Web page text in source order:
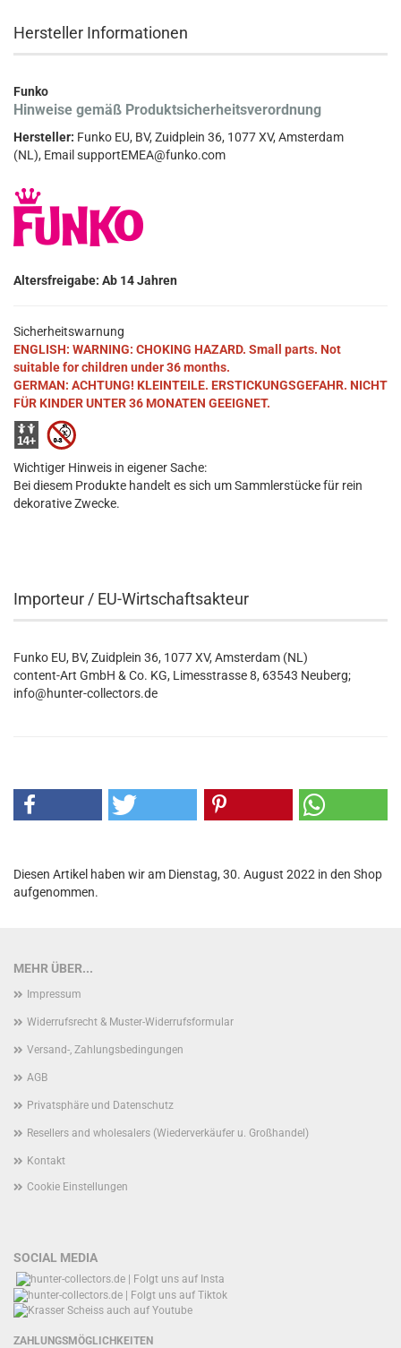
Hersteller Informationen
Funko
Hinweise gemäß Produktsicherheitsverordnung
Hersteller: Funko EU, BV, Zuidplein 36, 1077 XV, Amsterdam
(NL), Email supportEMEA@funko.com
Altersfreigabe: Ab 14 Jahren
Sicherheitswarnung
ENGLISH: WARNING: CHOKING HAZARD. Small parts. Not
suitable for children under 36 months.
GERMAN: ACHTUNG! KLEINTEILE. ERSTICKUNGSGEFAHR. NICHT
FÜR KINDER UNTER 36 MONATEN GEEIGNET.
Wichtiger Hinweis in eigener Sache:
Bei diesem Produkte handelt es sich um Sammlerstücke für rein
dekorative Zwecke.
Importeur / EU-Wirtschaftsakteur
Funko EU, BV, Zuidplein 36, 1077 XV, Amsterdam (NL)
content-Art GmbH & Co. KG, Limesstrasse 8, 63543 Neuberg;
info@hunter-collectors.de
Diesen Artikel haben wir am Dienstag, 30. August 2022 in den Shop
aufgenommen.
MEHR ÜBER...
Impressum
Widerrufsrecht & Muster-Widerrufsformular
Versand-, Zahlungsbedingungen
AGB
Privatsphäre und Datenschutz
Resellers and wholesalers (Wiederverkäufer u. Großhandel)
Kontakt
Cookie Einstellungen
SOCIAL MEDIA
ZAHLUNGSMÖGLICHKEITEN